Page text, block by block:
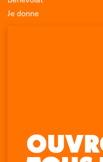
Je donne
Retrouvez-nous sur :
La
La
La